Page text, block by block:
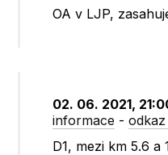
OA v LJP,
02. 06. 2021,
informace -
D1, mezi km 5.6